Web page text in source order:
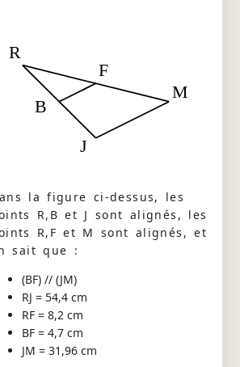
M
R
J
B
F
la figure ci-dessus, les
R,B et J sont alignés, les
R,F et M sont alignés, et
sait que :
(BF) // (JM)
RJ = 54,4 cm
RF = 8,2 cm
BF = 4,7 cm
JM = 31,96 cm